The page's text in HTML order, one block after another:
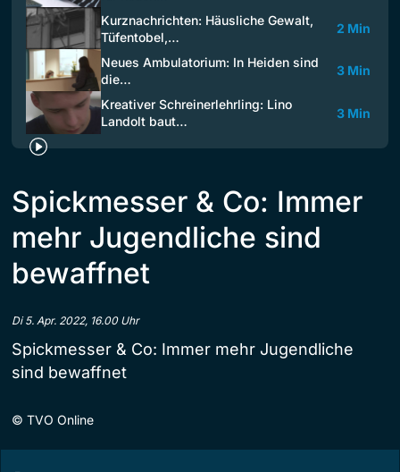
Kurznachrichten: Häusliche Gewalt,
Tüfentobel,…
2 Min
Neues Ambulatorium: In Heiden sind
die…
3 Min
Kreativer Schreinerlehrling: Lino
Landolt baut…
3 Min
Spickmesser & Co: Immer
mehr Jugendliche sind
bewaffnet
Di 5. Apr. 2022, 16.00 Uhr
Spickmesser & Co: Immer mehr Jugendliche
sind bewaffnet
© TVO Online